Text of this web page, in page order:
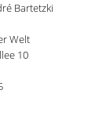
Bartetzki
Welt
10